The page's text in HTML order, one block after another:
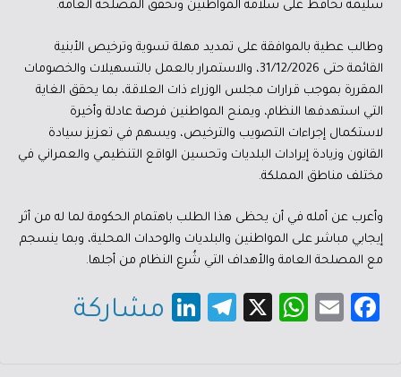
سليمة تحافظ على سلامة المواطنين وتحقق المصلحة العامة.
وطالب عطية بالموافقة على تمديد مهلة تسوية وترخيص الأبنية
القائمة حتى 31/12/2026، والاستمرار بالعمل بالتسهيلات والخصومات
المقررة بموجب قرارات مجلس الوزراء ذات العلاقة، بما يحقق الغاية
التي استهدفها النظام، ويمنح المواطنين فرصة عادلة وأخيرة
لاستكمال إجراءات التصويب والترخيص، ويسهم في تعزيز سيادة
القانون وزيادة إيرادات البلديات وتحسين الواقع التنظيمي والعمراني في
مختلف مناطق المملكة.
وأعرب عن أمله في أن يحظى هذا الطلب باهتمام الحكومة لما له من أثر
إيجابي مباشر على المواطنين والبلديات والوحدات المحلية، وبما ينسجم
مع المصلحة العامة والأهداف التي شُرع النظام من أجلها.
Fa
E
W
X
Te
Li
مشاركة